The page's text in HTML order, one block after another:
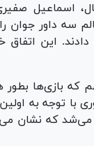
اسماعیل
سه داور جوان
این اتفاق
بازی‌ها بطور
می‌شد که نشان